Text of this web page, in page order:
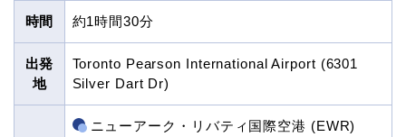
時間 約1時間30分
出発
地
Toronto Pearson International Airport (6301
Silver Dart Dr)
ニューアーク・リバティ国際空港 (EWR)